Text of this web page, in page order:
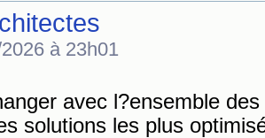
à 23h01
avec l?ensemble
solutions les plus